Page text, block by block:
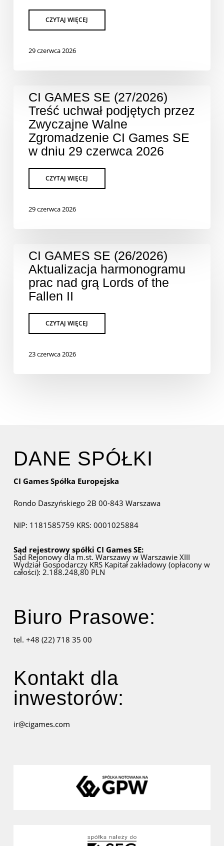
29 czerwca 2026
CI GAMES SE (27/2026)
Treść uchwał podjętych przez
Zwyczajne Walne
Zgromadzenie CI Games SE
w dniu 29 czerwca 2026
29 czerwca 2026
CI GAMES SE (26/2026)
Aktualizacja harmonogramu
prac nad grą Lords of the
Fallen II
23 czerwca 2026
DANE SPÓŁKI
CI Games Spółka Europejska
Rondo Daszyńskiego 2B 00-843 Warszawa
NIP: 1181585759 KRS: 0001025884
Sąd rejestrowy spółki CI Games SE:
Sąd Rejonowy dla m.st. Warszawy w WarszawieXIII
Wydział Gospodarczy KRSKapitał zakładowy (opłacony w
całości): 2.188.248,80 PLN
Biuro Prasowe:
tel. +48 (22) 718 35 00
Kontakt dla
inwestorów:
ir@cigames.com